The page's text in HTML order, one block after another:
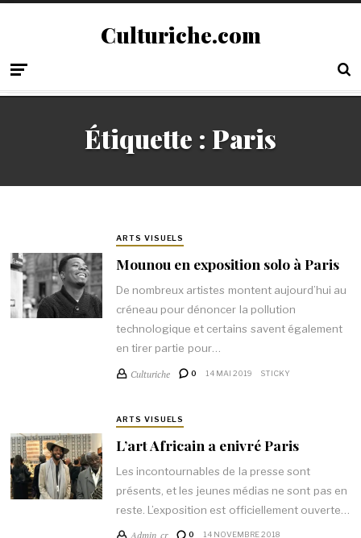
Culturiche.com
Étiquette : Paris
ARTS VISUELS
Mounou en exposition solo à Paris
De nombreux artistes montent aujourd’hui au
créneau pour dénoncer la pollution
technologique et certains savent également
en tirer partie pour…
Culturiche 0 14 MAI 2019 STICKY
ARTS VISUELS
L’art Africain a enivré Paris
Les incontournables de la presse sont
présents, et les jeunes médias ne sont pas en
reste. L’exposition est officiellement ouverte…
Admin_cr 0 14 NOVEMBRE 2018